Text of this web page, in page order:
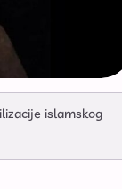
islamskog